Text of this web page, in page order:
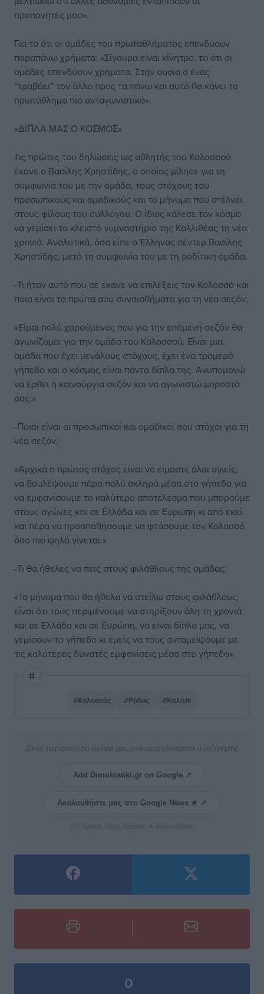
προπονητές μου».
Για το ότι οι ομάδες του πρωταθλήματος επενδύουν
παραπάνω χρήματα: «Σίγουρα είναι κίνητρο, το ότι οι
ομάδες επενδύουν χρήματα. Στην ουσία ο ένας
“τραβάει” τον άλλο προς τα πάνω και αυτό θα κάνει το
πρωτάθλημα πιο ανταγωνιστικό».
«ΔΙΠΛΑ ΜΑΣ Ο ΚΟΣΜΟΣ»
Τις πρώτες του δηλώσεις ως αθλητής του Κολοσσού
έκανε ο Βασίλης Χρηστίδης, ο οποίος μίλησε για τη
συμφωνία του με την ομάδα, τους στόχους του
προσωπικούς και ομαδικούς και το μήνυμα που στέλνει
στους φίλους του συλλόγου. Ο ίδιος κάλεσε τον κόσμο
να γεμίσει το κλειστό γυμναστήριο της Καλλιθέας τη νέα
χρονιά. Αναλυτικά, όσα είπε ο Έλληνας σέντερ Βασίλης
Χρηστίδης, μετά τη συμφωνία του με τη ροδίτικη ομάδα.
-Τι ήταν αυτό που σε έκανε να επιλέξεις τον Κολοσσό και
ποια είναι τα πρώτα σου συναισθήματα για τη νέα σεζόν;
«Είμαι πολύ χαρούμενος που για την επόμενη σεζόν θα
αγωνίζομαι για την ομάδα του Κολοσσού. Είναι μια
ομάδα που έχει μεγάλους στόχους, έχει ένα τρομερό
γήπεδο και ο κόσμος είναι πάντα δίπλα της. Ανυπομονώ
να έρθει η καινούργια σεζόν και να αγωνιστώ μπροστά
σας.»
-Ποιοι είναι οι προσωπικοί και ομαδικοί σου στόχοι για τη
νέα σεζόν;
«Αρχικά ο πρώτος στόχος είναι να είμαστε όλοι υγιείς,
να δουλέψουμε πάρα πολύ σκληρά μέσα στο γήπεδο για
να εμφανίσουμε το καλύτερο αποτέλεσμα που μπορούμε
στους αγώνες και σε Ελλάδα και σε Ευρώπη κι από εκεί
και πέρα να προσπαθήσουμε να φτάσουμε τον Κολοσσό
όσο πιο ψηλά γίνεται.»
-Τι θα ήθελες να πεις στους φιλάθλους της ομάδας;
«Το μήνυμα που θα ήθελα να στείλω στους φιλάθλους,
είναι ότι τους περιμένουμε να στηρίξουν όλη τη χρονιά
και σε Ελλάδα και σε Ευρώπη, να είναι δίπλα μας, να
γεμίσουν το γήπεδο κι εμείς να τους ανταμείψουμε με
τις καλύτερες δυνατές εμφανίσεις μέσα στο γήπεδο».
#Κολοσσός #Ρόδος #Καλάθι
Δείτε περισσότερα άρθρα μας στα αποτελέσματα αναζήτησης
Add Dimokratiki.gr on Google ↗
Ακολουθήστε μας στο Google News ★ ↗
0